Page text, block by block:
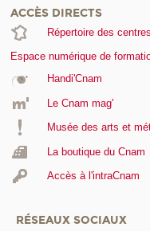
ACCÈS DIRECTS
Répertoire des
Espace numérique de
Handi'Cnam
Le Cnam mag'
Musée des arts et
La boutique du Cnam
Accès à l'intraCnam
RÉSEAUX SOCIAUX